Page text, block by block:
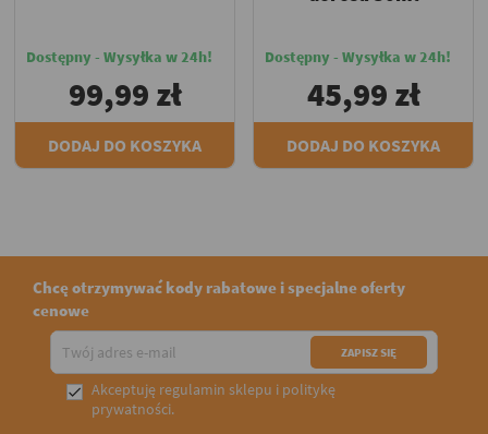
Dostępny - Wysyłka w 24h!
99,99 zł
DODAJ DO KOSZYKA
Dostępny - Wysyłka w 24h!
45,99 zł
DODAJ DO KOSZYKA
Chcę otrzymywać kody rabatowe i specjalne oferty
cenowe
 Akceptuję regulamin sklepu i politykę
prywatności.